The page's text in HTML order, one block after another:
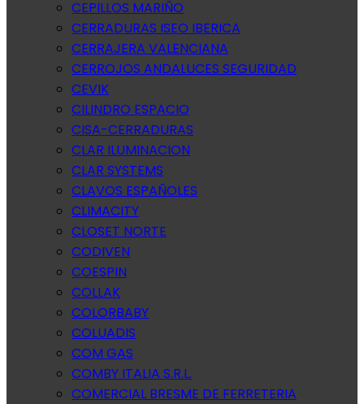
CEPILLOS MARIÑO
CERRADURAS ISEO IBERICA
CERRAJERA VALENCIANA
CERROJOS ANDALUCES SEGURIDAD
CEVIK
CILINDRO ESPACIO
CISA-CERRADURAS
CLAR ILUMINACION
CLAR SYSTEMS
CLAVOS ESPAÑOLES
CLIMACITY
CLOSET NORTE
CODIVEN
COESPIN
COLLAK
COLORBABY
COLUADIS
COM GAS
COMBY ITALIA S.R.L.
COMERCIAL BRESME DE FERRETERIA